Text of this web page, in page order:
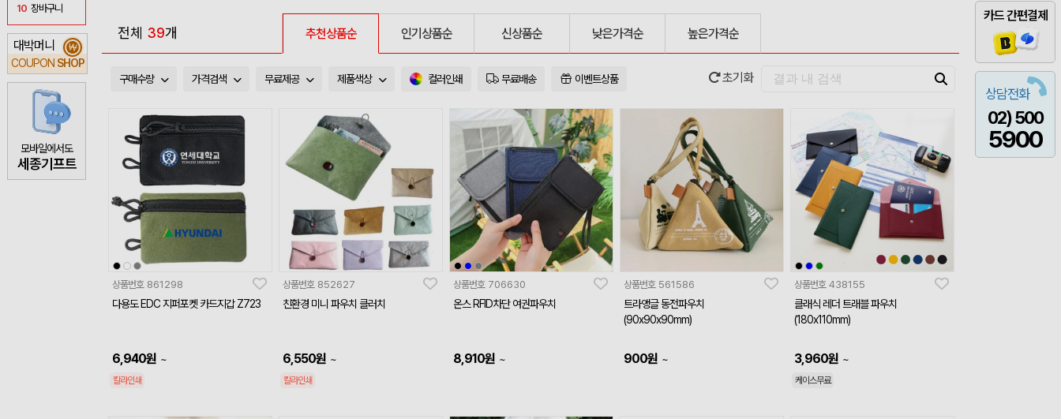
10 장바구니
대박머니
COUPON SHOP
₩
모바일에서도
세종기프트
카드 간편결제
상담전화
02) 500
5900
전체 39개 추천상품순 인기상품순 신상품순 낮은가격순 높은가격순
구매수량 가격검색 무료제공 제품색상 컬러인쇄 무료배송 이벤트상품 초기화
상품번호 861298
다용도 EDC 지퍼포켓 카드지갑 Z723
6,940원 ~
칼라인쇄
상품번호 852627
친환경 미니 파우치 클러치
6,550원 ~
칼라인쇄
상품번호 706630
온스 RFID차단 여권파우치
8,910원 ~
상품번호 561586
트라앵글 동전파우치
(90x90x90mm)
900원 ~
상품번호 438155
클래식 레더 트래블 파우치
(180x110mm)
3,960원 ~
케이스무료